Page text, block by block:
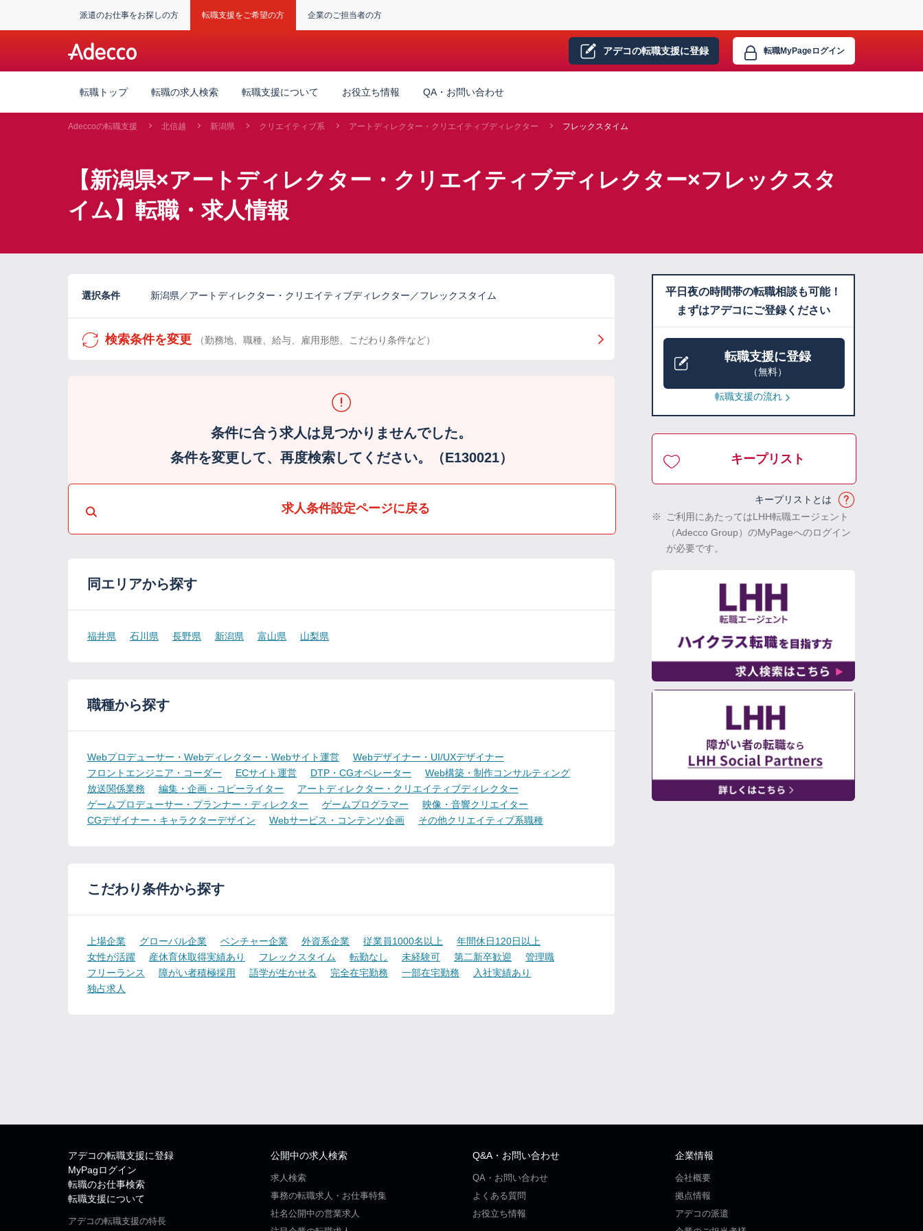
派遣のお仕事をお探しの方 転職支援をご希望の方 企業のご担当者の方
アデコの転職支援に登録 転職MyPageログイン
転職トップ 転職の求人検索 転職支援について お役立ち情報 QA・お問い合わせ
Adeccoの転職支援 北信越 新潟県 クリエイティブ系 アートディレクター・クリエイティブディレクター フレックスタイム
【新潟県×アートディレクター・クリエイティブディレクター×フレックスタ
イム】転職・求人情報
選択条件 新潟県／アートディレクター・クリエイティブディレクター／フレックスタイム
検索条件を変更 （勤務地、職種、給与、雇用形態、こだわり条件など）
条件に合う求人は見つかりませんでした。
条件を変更して、再度検索してください。（E130021）
求人条件設定ページに戻る
同エリアから探す
福井県 石川県 長野県 新潟県 富山県 山梨県
職種から探す
Webプロデューサー・Webディレクター・Webサイト運営
Webデザイナー・UI/UXデザイナー
フロントエンジニア・コーダー
ECサイト運営 DTP・CGオペレーター
Web構築・制作コンサルティング
放送関係業務
編集・企画・コピーライター
アートディレクター・クリエイティブディレクター
ゲームプロデューサー・プランナー・ディレクター
ゲームプログラマー
映像・音響クリエイター
CGデザイナー・キャラクターデザイン
Webサービス・コンテンツ企画 その他クリエイティブ系職種
こだわり条件から探す
上場企業 グローバル企業 ベンチャー企業 外資系企業 従業員1000名以上
年間休日120日以上
女性が活躍
産休育休取得実績あり フレックスタイム 転勤なし 未経験可 第二新卒歓迎
管理職
フリーランス
障がい者積極採用 語学が生かせる 完全在宅勤務 一部在宅勤務
入社実績あり
独占求人
平日夜の時間帯の転職相談も可能！
まずはアデコにご登録ください
転職支援に登録
（無料）
転職支援の流れ
キープリスト
キープリストとは
※
ご利用にあたってはLHH転職エージェント
（Adecco Group）のMyPageへのログイン
が必要です。
アデコの転職支援に登録
MyPagログイン
転職のお仕事検索
転職支援について
アデコの転職支援の特長
公開中の求人検索
求人検索
事務の転職求人・お仕事特集
社名公開中の営業求人
Q&A・お問い合わせ
QA・お問い合わせ
よくある質問
お役立ち情報
企業情報
会社概要
拠点情報
アデコの派遣